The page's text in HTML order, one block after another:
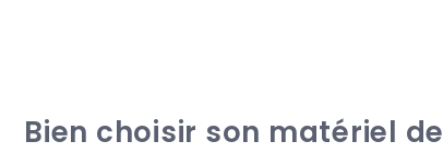
Bien choisir son matériel de